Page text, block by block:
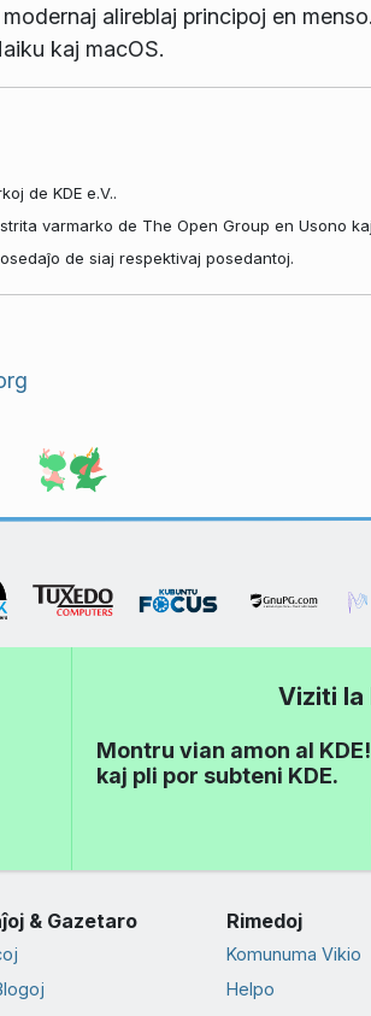
alireblaj principoj en
kaj macOS.
de KDE e.V..
varmarko de The Open Group en Usono
de siaj respektivaj posedantoj.
Viziti la
Montru vian amon al
kaj pli por subteni KDE.
& Gazetaro Rimedoj
Komunuma Vikio
Helpo